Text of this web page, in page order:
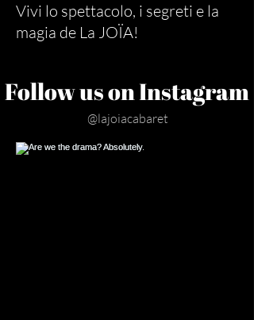
Vivi lo spettacolo, i segreti e la
magia de La JOÏA!
Follow us on Instagram
@lajoiacabaret